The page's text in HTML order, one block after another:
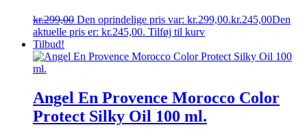
kr.299,00 Den oprindelige pris var: kr.299,00.kr.245,00Den
aktuelle pris er: kr.245,00. Tilføj til kurv
Tilbud!
Angel En Provence Morocco Color
Protect Silky Oil 100 ml.